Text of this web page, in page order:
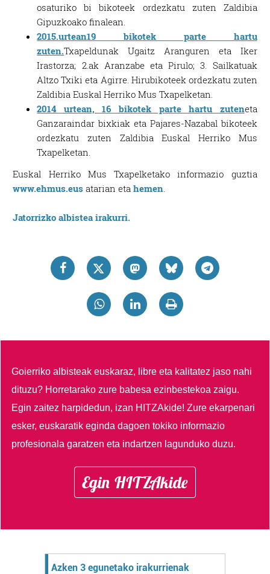
osaturiko bi bikoteek ordezkatu zuten Zaldibia
Gipuzkoako finalean.
2015.urtean19 bikotek parte hartu
zuten.Txapeldunak Ugaitz Aranguren eta Iker
Irastorza; 2.ak Aranzabe eta Pirulo; 3. Sailkatuak
Altzo Txiki eta Agirre. Hirubikoteek ordezkatu zuten
Zaldibia Euskal Herriko Mus Txapelketan.
2014 urtean, 16 bikotek parte hartu zuteneta
Ganzaraindar bixkiak eta Pajares-Nazabal bikoteek
ordezkatu zuten Zaldibia Euskal Herriko Mus
Txapelketan.
Euskal Herriko Mus Txapelketako informazio guztia
www.ehmus.eus atarian etahemen.
Jatorrizko albistea irakurri.
Goierriko albisteak euskaraz, libre eta kalitatez jaso nahi
dituzu? Horretarako zure babesa ezinbestekoa zaigu.
Egin zaitez harpidedun, izan HITZAkide!Zure ekarpenari
esker, euskaratik eginda dagoen tokiko informazio
profesionala garatzen eta indartzen lagunduko duzu.
Egin HITZAkide
Azken 3 egunetako irakurrienak